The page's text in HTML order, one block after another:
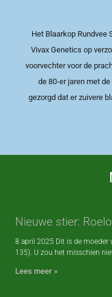
Het Blaarkop Rundvee
Vivax Genetics op
voorvechter voor de
de 80-er jaren met
gezorgd dat er zuivere
Nieuwe stier:
8 april 2025 Dit is de moeder
135). U zou het misschien
Lees meer »